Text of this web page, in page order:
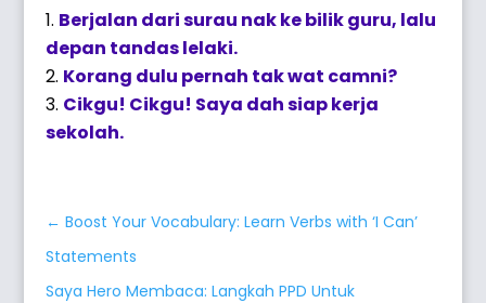
Berjalan dari surau nak ke bilik guru, lalu
depan tandas lelaki.
Korang dulu pernah tak wat camni?
Cikgu! Cikgu! Saya dah siap kerja
sekolah.
←Boost Your Vocabulary: Learn Verbs with ‘I Can’
Statements
Saya Hero Membaca: Langkah PPD Untuk